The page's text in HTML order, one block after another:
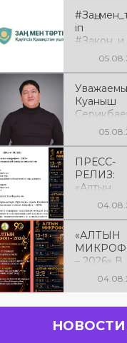
іп
рядок
Куаныш
От всей
Вас с днём
рождения!
ПРЕСС-
РЕЛИЗ:
«Алтын
ный
«АЛТЫН
– 2026» В
Костанае